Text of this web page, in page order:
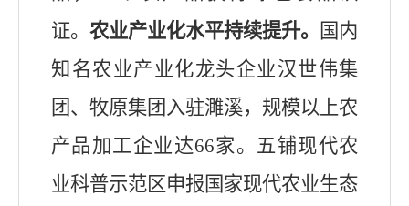
证。 农业产业化水平持续提升。 国 内
知名农业产业化龙头企业汉世伟集
团、牧原集团入驻濉溪， 规模以上农
产品加工企业达66家。五铺现代农
业科普示范区申报国家现代农业生态